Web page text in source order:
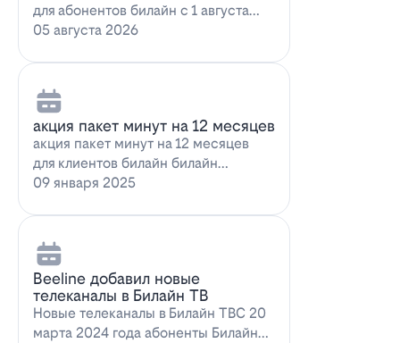
для абонентов билайн с 1 августа
2026 года использование
05 августа 2026
акция пакет минут на 12 месяцев
акция пакет минут на 12 месяцев
для клиентов билайн билайн
запускает новое выгодное
09 января 2025
Beeline добавил новые
телеканалы в Билайн ТВ
Новые телеканалы в Билайн ТВС 20
марта 2024 года абоненты Билайн